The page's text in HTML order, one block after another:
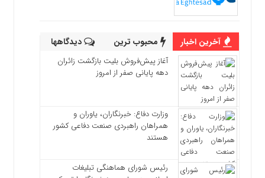
آخرین اخبار محبوب ترین دیدگاهها
آغاز پیش‌فروش بلیت بازگشت زائران
دهه پایانی صفر از امروز
وزارت دفاع: خبرنگاران، یاوران و
همراهان راهبردی صنعت دفاعی کشور
هستند
رئیس شورای هماهنگی تبلیغات